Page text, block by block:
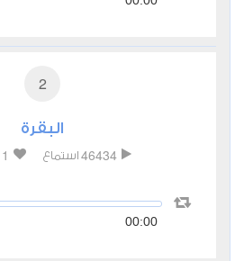
2
البقرة
46434 استماع 1
00:00